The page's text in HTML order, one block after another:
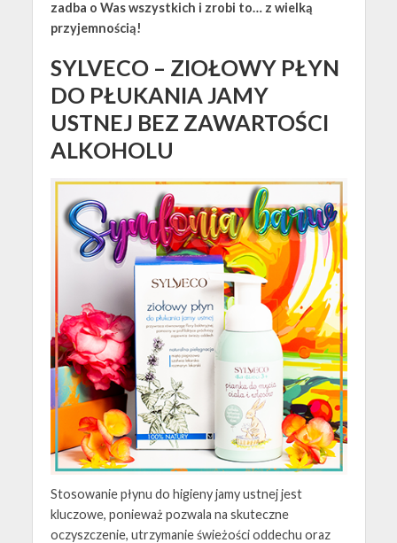
zadba o Was wszystkich i zrobi to… z wielką
przyjemnością!
SYLVECO – ZIOŁOWY PŁYN
DO PŁUKANIA JAMY
USTNEJ BEZ ZAWARTOŚCI
ALKOHOLU
Stosowanie płynu do higieny jamy ustnej jest
kluczowe, ponieważ pozwala na skuteczne
oczyszczenie, utrzymanie świeżości oddechu oraz